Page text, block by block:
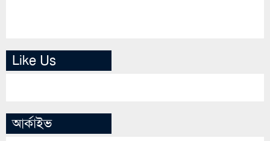
Like Us
আর্কাইভ